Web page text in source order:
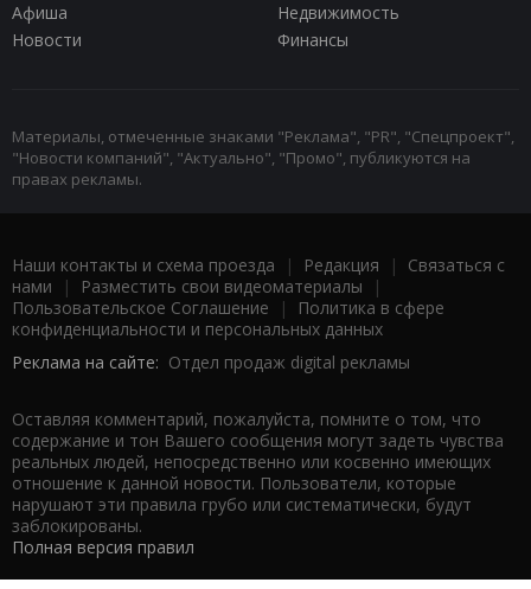
Афиша
Недвижимость
Новости
Финансы
Материалы, отмеченные знаками "Реклама", "PR", "Спецпроект",
"Новости компаний", "Актуально", "Промо", публикуются на
правах рекламы.
Наши контакты и схема проезда | Редакция | Связаться с
нами | Разместить свои видеоматериалы |
Пользовательское Соглашение |
Политика в сфере
конфиденциальности и персональных данных
Реклама на сайте: Отдел продаж digital рекламы
Оставляя комментарий, пожалуйста, помните о том, что
содержание и тон Вашего сообщения могут задеть чувства
реальных людей, непосредственно или косвенно имеющих
отношение к данной новости. Пользователи, которые
нарушают эти правила грубо или систематически, будут
заблокированы.
Полная версия правил